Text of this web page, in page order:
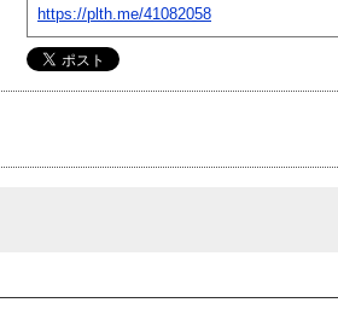
https://plth.me/41082058